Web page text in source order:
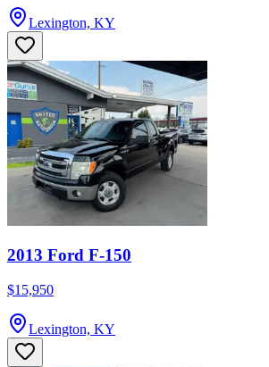
Lexington, KY
2013 Ford F-150
$15,950
Lexington, KY